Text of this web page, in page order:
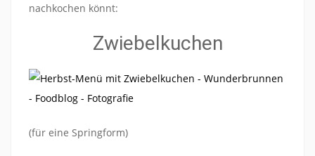
nachkochen könnt:
Zwiebelkuchen
(für eine Springform)